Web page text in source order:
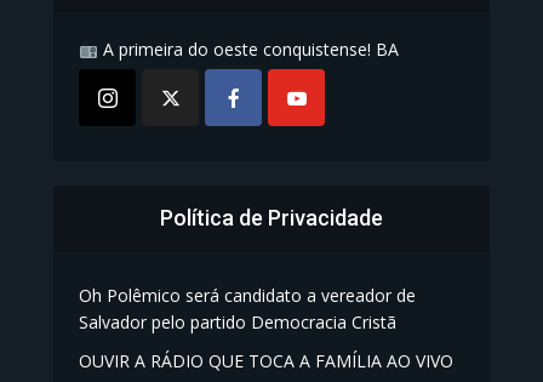
A primeira do oeste conquistense! BA
Política de Privacidade
Oh Polêmico será candidato a vereador de
Salvador pelo partido Democracia Cristã
OUVIR A RÁDIO QUE TOCA A FAMÍLIA AO VIVO